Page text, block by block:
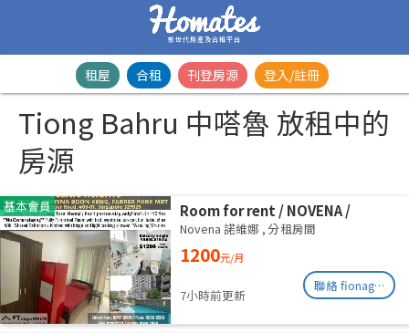
新世代房產及合租平台
租屋 合租 刊登房源 登入/註冊
Tiong Bahru 中嗒魯 放租中的
房源
基本會員
Room for rent / NOVENA /
Common room / 1pax stay /
Available Sept 2
Novena 諾維娜 , 分租房間
1200元/月
7小時前更新
聯絡 fionag@transinex.com.sg